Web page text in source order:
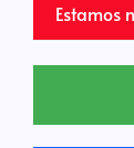
Estamos